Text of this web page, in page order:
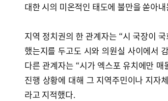
대한 시의 미온적인 태도에 불만을 쏟아
지역 정치권의 한 관계자는 “시 국장이
했는지를 두고도 시와 의원실 사이에서
다른 관계자는 “시가 엑스포 유치에만
진행 상황에 대해 그 지역주민이나 지자
라고 지적했다.